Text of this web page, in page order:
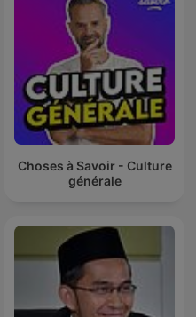
Choses à Savoir - Culture
générale